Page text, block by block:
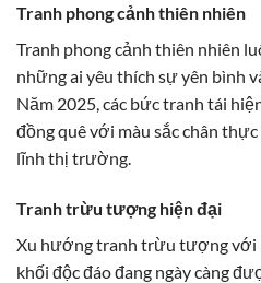
Tranh phong cảnh thiên nhiên
Tranh phong cảnh thiên nhiên
những ai yêu thích sự yên bình
Năm 2025, các bức tranh tái
đồng quê với màu sắc chân
lĩnh thị trường.
Tranh trừu tượng hiện đại
Xu hướng tranh trừu tượng với
khối độc đáo đang ngày càng